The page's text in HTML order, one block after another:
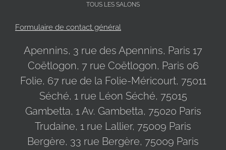
TOUS LES SALONS
Formulaire de contact général
Apennins, 3 rue des Apennins, Paris 17
Coëtlogon, 7 rue Coëtlogon, Paris 06
Folie, 67 rue de la Folie-Méricourt, 75011
Séché, 1 rue Léon Séché, 75015
Gambetta, 1 Av. Gambetta, 75020 Paris
Trudaine, 1 rue Lallier, 75009 Paris
Bergère, 33 rue Bergère, 75009 Paris